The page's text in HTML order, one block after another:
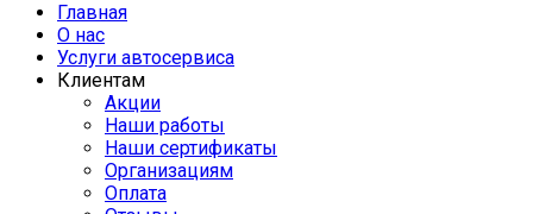
Главная
О нас
Услуги автосервиса
Клиентам
Акции
Наши работы
Наши сертификаты
Организациям
Оплата